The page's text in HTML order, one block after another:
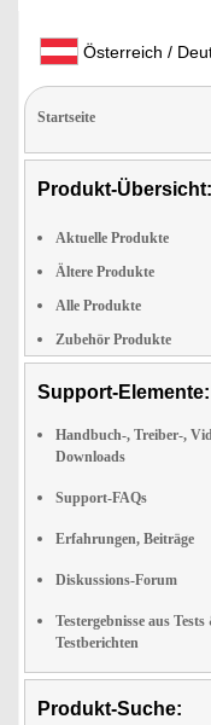
Österreich /
Startseite
Produkt-Übersicht:
Aktuelle Produkte
Ältere Produkte
Alle Produkte
Zubehör Produkte
Support-Elemente:
Handbuch-, Treiber-,
Downloads
Support-FAQs
Erfahrungen, Beiträge
Diskussions-Forum
Testergebnisse aus Tests
Testberichten
Produkt-Suche: